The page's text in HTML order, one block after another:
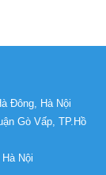
Đông, Hà Nội
Gò Vấp, TP.Hồ
Nội